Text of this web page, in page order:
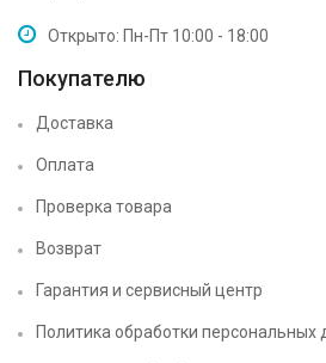
Открыто: Пн-Пт 10:00 - 18:00
Покупателю
Доставка
Оплата
Проверка товара
Возврат
Гарантия и сервисный центр
Политика обработки персональных